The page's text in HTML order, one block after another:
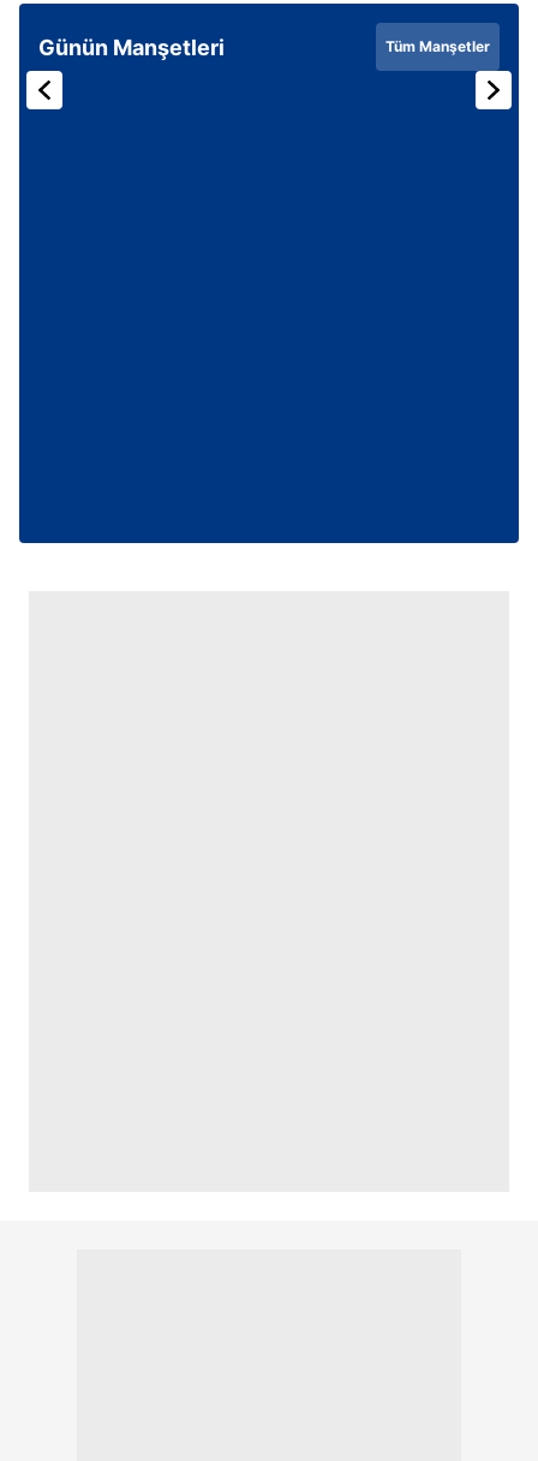
Çerezlere ilişkin tercihlerinizi aşağıda yer alan panel
vasıtasıyla belirleyebilirsiniz. Çerezlere ilişkin detaylı bilgi
için Ayarlar butonuna tıklayabilir,
Günün Manşetleri Tüm Manşetler